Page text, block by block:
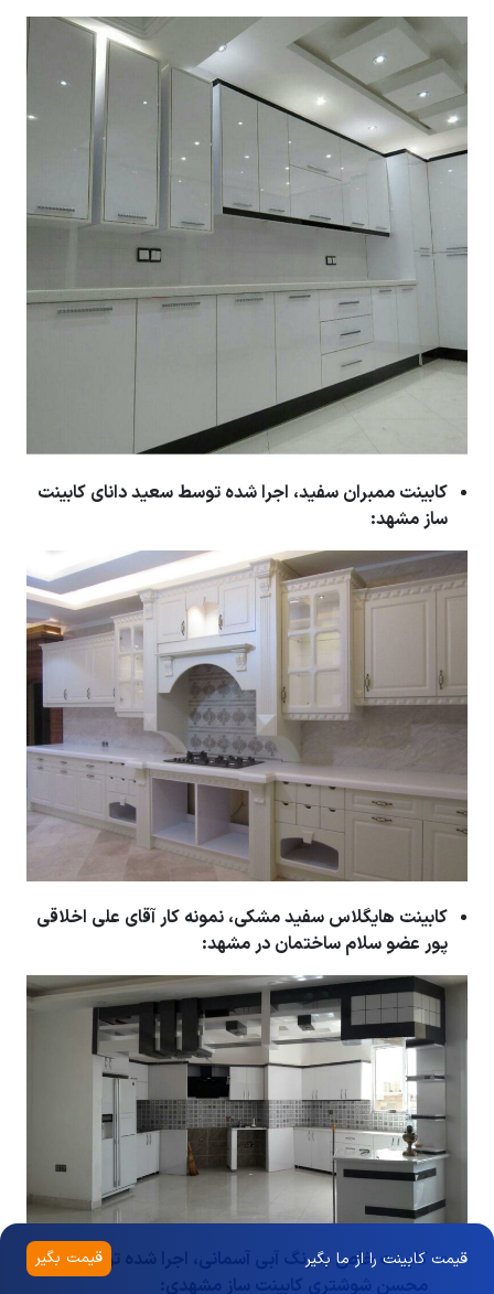
کابینت ممبران سفید، اجرا شده توسط سعید دانای کابینت
ساز مشهد:
کابینت هایگلاس سفید مشکی، نمونه کار آقای علی اخلاقی
پور عضو سلام ساختمان در مشهد:
کابینت خاص به رنگ آبی آسمانی، اجرا شده توسط
قیمت کابینت را از ما بگیر قیمت بگیر